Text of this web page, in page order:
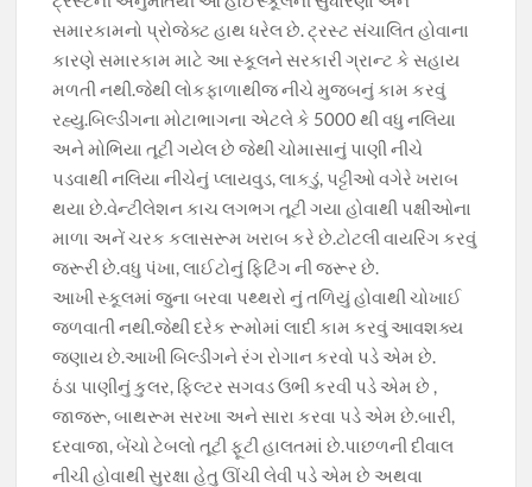
સમારકામનો પ્રોજેક્ટ હાથ ધરેલ છે. ટ્રસ્ટ સંચાલિત હોવાના
કારણે સમારકામ માટે આ સ્કૂલને સરકારી ગ્રાન્ટ કે સહાય
મળતી નથી.જેથી લોકફાળાથીજ નીચે મુજબનું કામ કરવું
રહ્યુ.બિલ્ડીંગના મોટાભાગના એટલે કે 5000 થી વધુ નલિયા
અને મોભિયા તૂટી ગયેલ છે જેથી ચોમાસાનું પાણી નીચે
પડવાથી નલિયા નીચેનું પ્લાયવુડ, લાકડું, પટ્ટીઓ વગેરે ખરાબ
થયા છે.વેન્ટીલેશન કાચ લગભગ તૂટી ગયા હોવાથી પક્ષીઓના
માળા અનેં ચરક કલાસરૂમ ખરાબ કરે છે.ટોટલી વાયરિંગ કરવું
જરૂરી છે.વધુ પંખા, લાઈટોનું ફિટિંગ ની જરૂર છે.
આખી સ્કૂલમાં જુના બરવા પથ્થરો નું તળિયું હોવાથી ચોખાઈ
જળવાતી નથી.જેથી દરેક રૂમોમાં લાદી કામ કરવું આવશક્ય
જણાય છે.આખી બિલ્ડીંગને રંગ રોગાન કરવો પડે એમ છે.
ઠંડા પાણીનું કુલર, ફિલ્ટર સગવડ ઉભી કરવી પડે એમ છે ,
જાજરૂ, બાથરૂમ સરખા અને સારા કરવા પડે એમ છે.બારી,
દરવાજા, બેંચો ટેબલો તૂટી ફૂટી હાલતમાં છે.પાછળની દીવાલ
નીચી હોવાથી સુરક્ષા હેતુ ઊંચી લેવી પડે એમ છે અથવા